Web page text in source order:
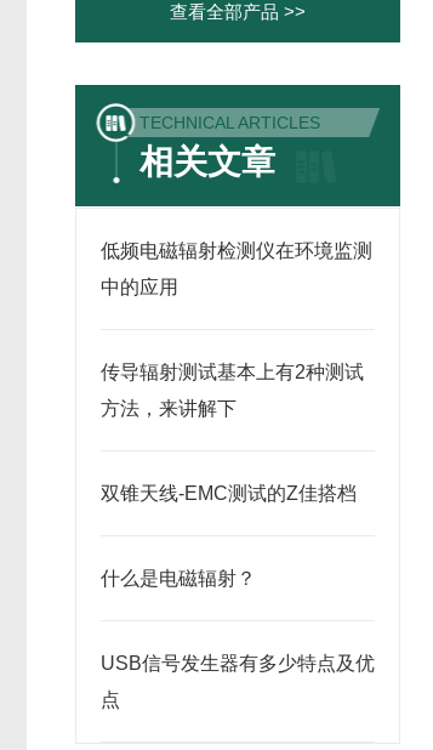
查看全部产品 >>
TECHNICAL ARTICLES
相关文章
低频电磁辐射检测仪在环境监测
中的应用
传导辐射测试基本上有2种测试
方法，来讲解下
双锥天线-EMC测试的Z佳搭档
什么是电磁辐射？
USB信号发生器有多少特点及优
点